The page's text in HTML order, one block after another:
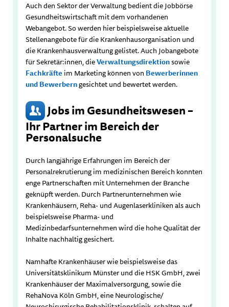
Auch den Sektor der Verwaltung bedient die Jobbörse
Gesundheitswirtschaft mit dem vorhandenen
Webangebot. So werden hier beispielsweise aktuelle
Stellenangebote für die Krankenhausorganisation und
die Krankenhausverwaltung gelistet. Auch Jobangebote
für Sekretär:innen, dieVerwaltungsdirektionsowie
Fachkräfte im Marketing können von Bewerberinnen
und Bewerberngesichtet und bewertet werden.
Jobs im Gesundheitswesen –
Ihr Partner im Bereich der
Personalsuche
Durch langjährige Erfahrungen im Bereich der
Personalrekrutierung im medizinischen Bereich konnten
enge Partnerschaften mit Unternehmen der Branche
geknüpft werden. Durch Partnerunternehmen wie
Krankenhäusern, Reha- und Augenlaserkliniken als auch
beispielsweise Pharma- und
Medizinbedarfsunternehmen wird die hohe Qualität der
Inhalte nachhaltig gesichert.
Namhafte Krankenhäuser wie beispielsweise das
Universitätsklinikum Münster und die HSK GmbH, zwei
Krankenhäuser der Maximalversorgung, sowie die
RehaNova Köln GmbH, eine Neurologische/